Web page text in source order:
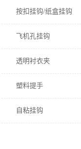
按扣挂钩/纸盒挂钩
飞机孔挂钩
透明衬衣夹
塑料提手
自粘挂钩